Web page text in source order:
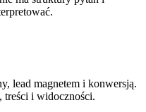
lead magnetem i konwersją.
treści i widoczności.